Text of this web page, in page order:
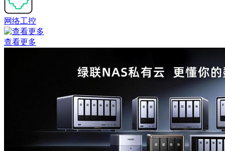
网络工控
查看更多